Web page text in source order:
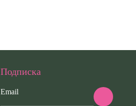
Подписка
Email